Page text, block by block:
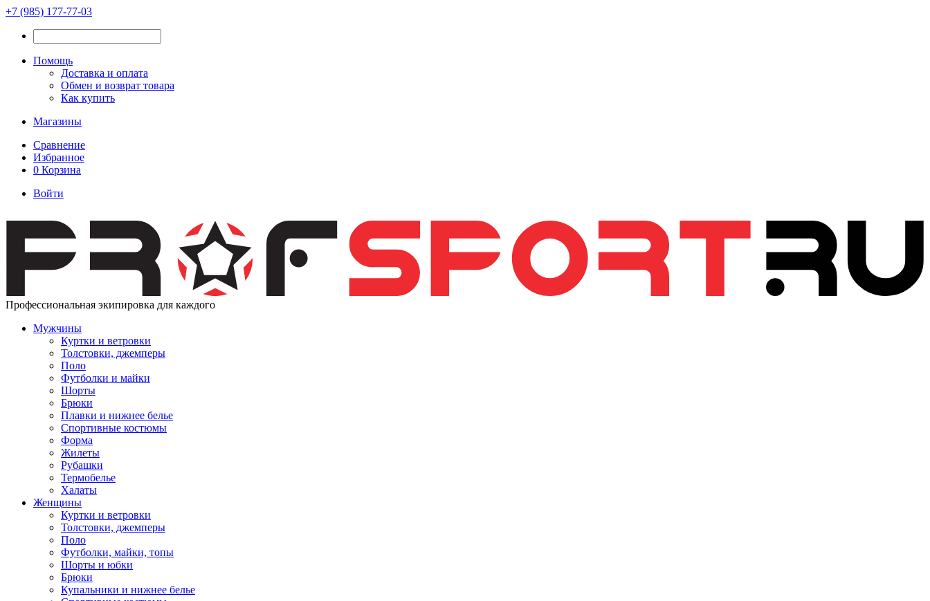
+7 (985) 177-77-03
Помощь
Доставка и оплата
Обмен и возврат товара
Как купить
Магазины
Сравнение
Избранное
0 Корзина
Войти
Профессиональная экипировка для каждого
Мужчины
Куртки и ветровки
Толстовки, джемперы
Поло
Футболки и майки
Шорты
Брюки
Плавки и нижнее белье
Спортивные костюмы
Форма
Жилеты
Рубашки
Термобелье
Халаты
Женщины
Куртки и ветровки
Толстовки, джемперы
Поло
Футболки, майки, топы
Шорты и юбки
Брюки
Купальники и нижнее белье